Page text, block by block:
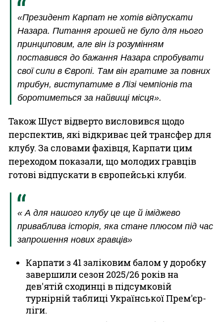
«Президент Карпат не хотів відпускати
Назара. Питання грошей не було для нього
принциповим, але він із розумінням
поставився до бажання Назара спробувати
свої сили в Європі. Там він гратиме за повних
трибун, виступатиме в Лізі чемпіонів та
боротиметься за найвищі місця».
Також Шуст відверто висловився щодо
перспектив, які відкриває цей трансфер для
клубу. За словами фахівця, Карпати цим
переходом показали, що молодих гравців
готові відпускати в європейські клуби.
« А для нашого клубу це ще й іміджево
приваблива історія, яка стане плюсом під час
запрошення нових гравців»
Карпати з 41 заліковим балом у доробку
завершили сезон 2025/26 років на
дев'ятій сходинці в підсумковій
турнірній таблиці Української Прем'єр-
ліги.